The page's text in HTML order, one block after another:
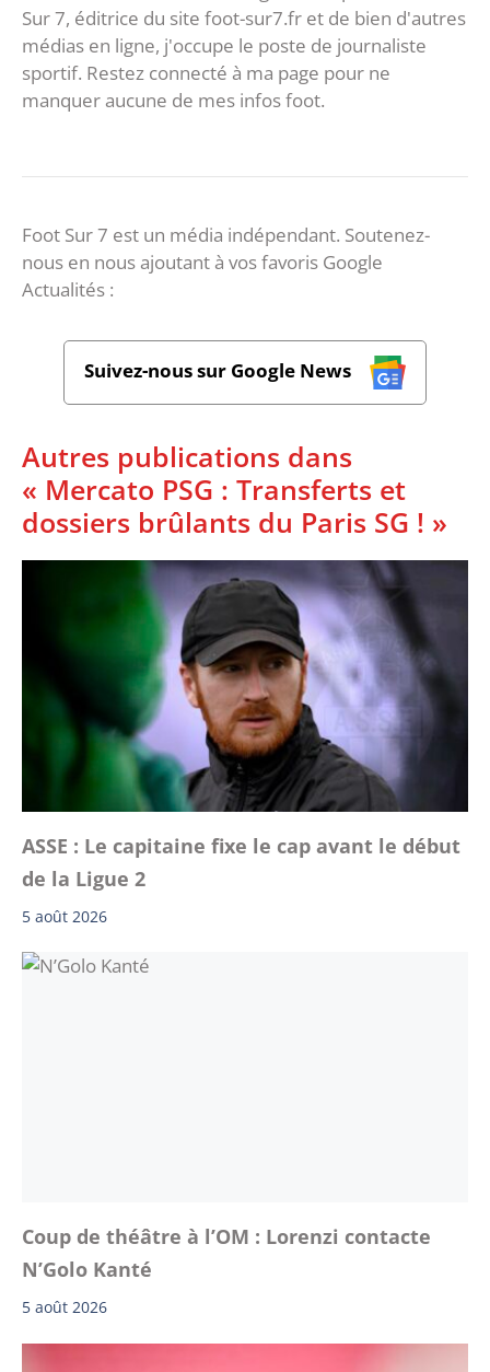
Sur 7, éditrice du site foot-sur7.fr et de bien d'autres
médias en ligne, j'occupe le poste de journaliste
sportif. Restez connecté à ma page pour ne
manquer aucune de mes infos foot.
Foot Sur 7 est un média indépendant. Soutenez-
nous en nous ajoutant à vos favoris Google
Actualités :
Suivez-nous sur Google News
Autres publications dans
« Mercato PSG : Transferts et
dossiers brûlants du Paris SG ! »
ASSE : Le capitaine fixe le cap avant le début
de la Ligue 2
5 août 2026
Coup de théâtre à l’OM : Lorenzi contacte
N’Golo Kanté
5 août 2026